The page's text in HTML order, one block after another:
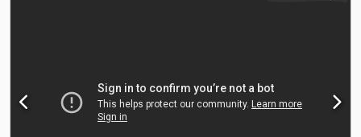
Letzte Inspektion: 2026-05-11 Weitere Informationen Wenden Sie
sich an Lastas Sales, um weitere Informationen zu erhalten.